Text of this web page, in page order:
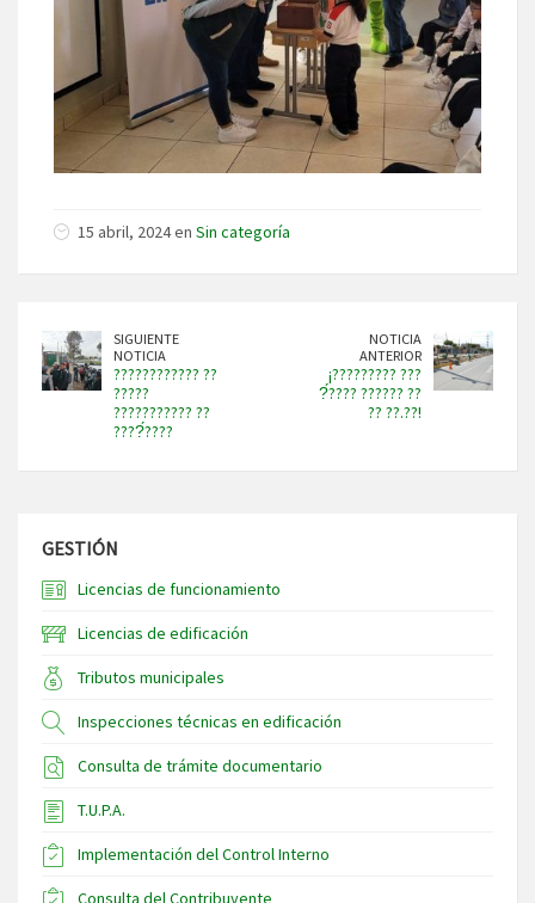
15 abril, 2024 en Sin categoría
SIGUIENTE
NOTICIA
???????????? ??
?????
??????????? ??
????́????
NOTICIA
ANTERIOR
¡????????? ???
?́???? ?????? ??
?? ??.??!
GESTIÓN
Licencias de funcionamiento
Licencias de edificación
Tributos municipales
Inspecciones técnicas en edificación
Consulta de trámite documentario
T.U.P.A.
Implementación del Control Interno
Consulta del Contribuyente